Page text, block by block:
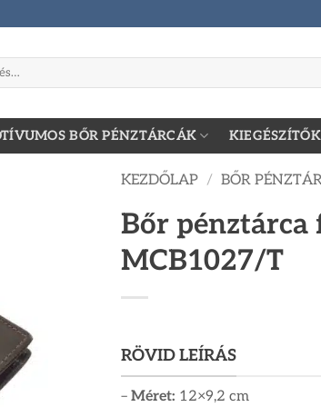
BŐR PÉNZTÁRCÁK KIEGÉSZÍTŐK
KEZDŐLAP / BŐR
Bőr
MCB1027/T
RÖVID LEÍRÁS
– Méret: 12×9,2 cm